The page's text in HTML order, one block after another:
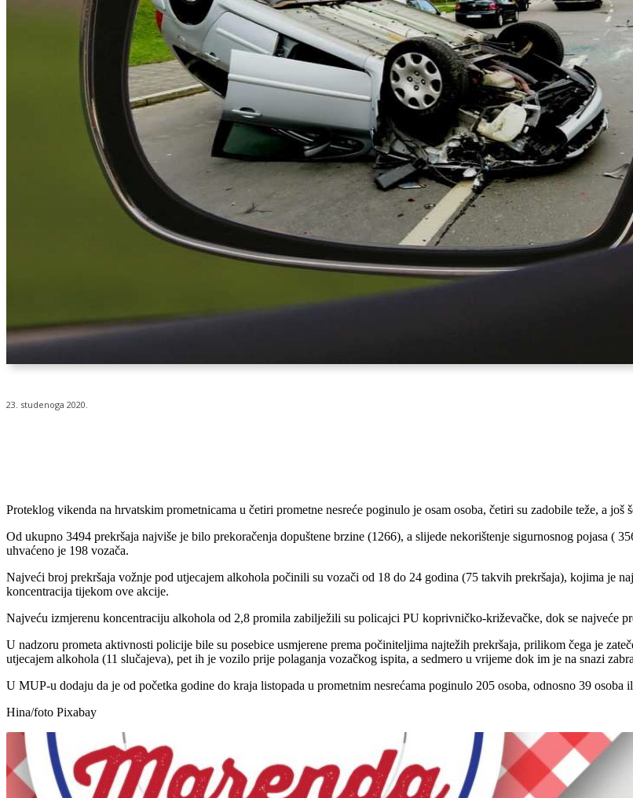
23. studenoga 2020.
Proteklog vikenda na hrvatskim prometnicama u četiri prometne nesreće poginulo je osam osoba, četiri su zadobile teže, a još
Od ukupno 3494 prekršaja najviše je bilo prekoračenja dopuštene brzine (1266), a slijede nekorištenje sigurnosnog pojasa (
uhvaćeno je 198 vozača.
Najveći broj prekršaja vožnje pod utjecajem alkohola počinili su vozači od 18 do 24 godina (75 takvih prekršaja), kojima je
koncentracija tijekom ove akcije.
Najveću izmjerenu koncentraciju alkohola od 2,8 promila zabilježili su policajci PU koprivničko-križevačke, dok se najveće
U nadzoru prometa aktivnosti policije bile su posebice usmjerene prema počiniteljima najtežih prekršaja, prilikom čega je
utjecajem alkohola (11 slučajeva), pet ih je vozilo prije polaganja vozačkog ispita, a sedmero u vrijeme dok im je na snazi
U MUP-u dodaju da je od početka godine do kraja listopada u prometnim nesrećama poginulo 205 osoba, odnosno 39 osoba
Hina/foto Pixabay